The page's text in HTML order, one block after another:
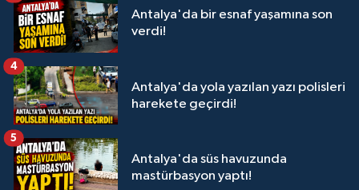
Antalya'da bir esnaf yaşamına son
verdi!
Antalya'da yola yazılan yazı polisleri
harekete geçirdi!
4
Antalya'da süs havuzunda
mastürbasyon yaptı!
5